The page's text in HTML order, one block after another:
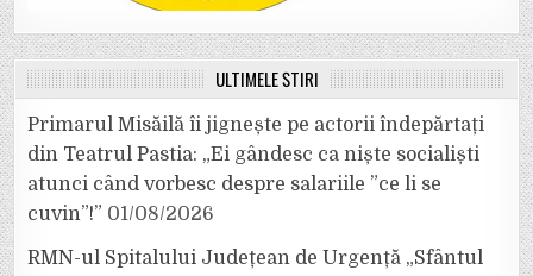
ULTIMELE ȘTIRI
Primarul Misăilă îi jignește pe actorii îndepărtați
din Teatrul Pastia: „Ei gândesc ca niște socialiști
atunci când vorbesc despre salariile ”ce li se
cuvin”!” 01/08/2026
RMN-ul Spitalului Județean de Urgență „Sfântul